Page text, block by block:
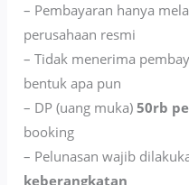
– Pembayaran hanya
perusahaan resmi
– Tidak menerima
bentuk apa pun
– DP (uang muka)50rb
booking
– Pelunasan wajib
keberangkatan